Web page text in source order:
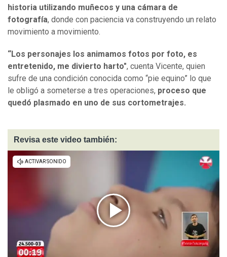
historia utilizando muñecos y una cámara de
fotografía, donde con paciencia va construyendo un relato
movimiento a movimiento.
“Los personajes los animamos fotos por foto, es
entretenido, me divierto harto", cuenta Vicente, quien
sufre de una condición conocida como “pie equino” lo que
le obligó a someterse a tres operaciones, proceso que
quedó plasmado en uno de sus cortometrajes.
Revisa este video también: